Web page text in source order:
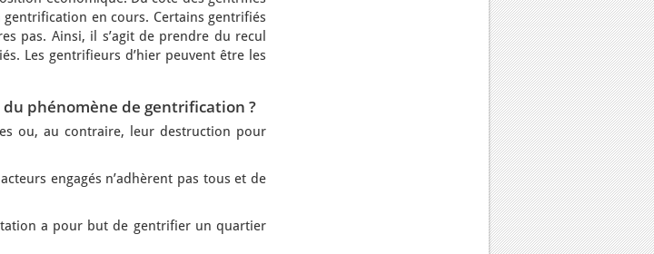
en cours. Certains gentrifiés
pas. Ainsi, il s’agit de prendre du recul
Les gentrifieurs d’hier peuvent être les
du phénomène de gentrification ?
ou, au contraire, leur destruction pour
engagés n’adhèrent pas tous et de
a pour but de gentrifier un quartier